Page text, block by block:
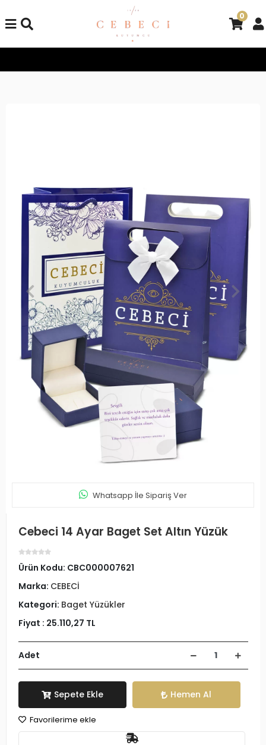
0
Whatsapp İle Sipariş Ver
Cebeci 14 Ayar Baget Set Altın Yüzük
Ürün Kodu: CBC000007621
Marka: CEBECİ
Kategori: Baget Yüzükler
Fiyat : 25.110,27 TL
Adet
Sepete Ekle Hemen Al
Favorilerime ekle